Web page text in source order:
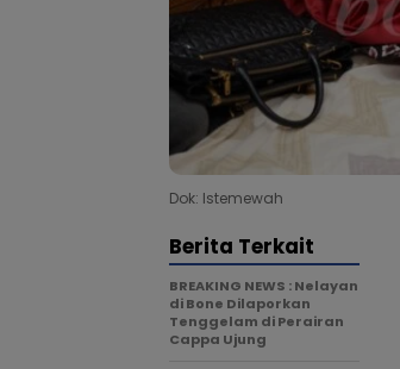
Dok: Istemewah
Berita Terkait
BREAKING NEWS : Nelayan
di Bone Dilaporkan
Tenggelam di Perairan
Cappa Ujung